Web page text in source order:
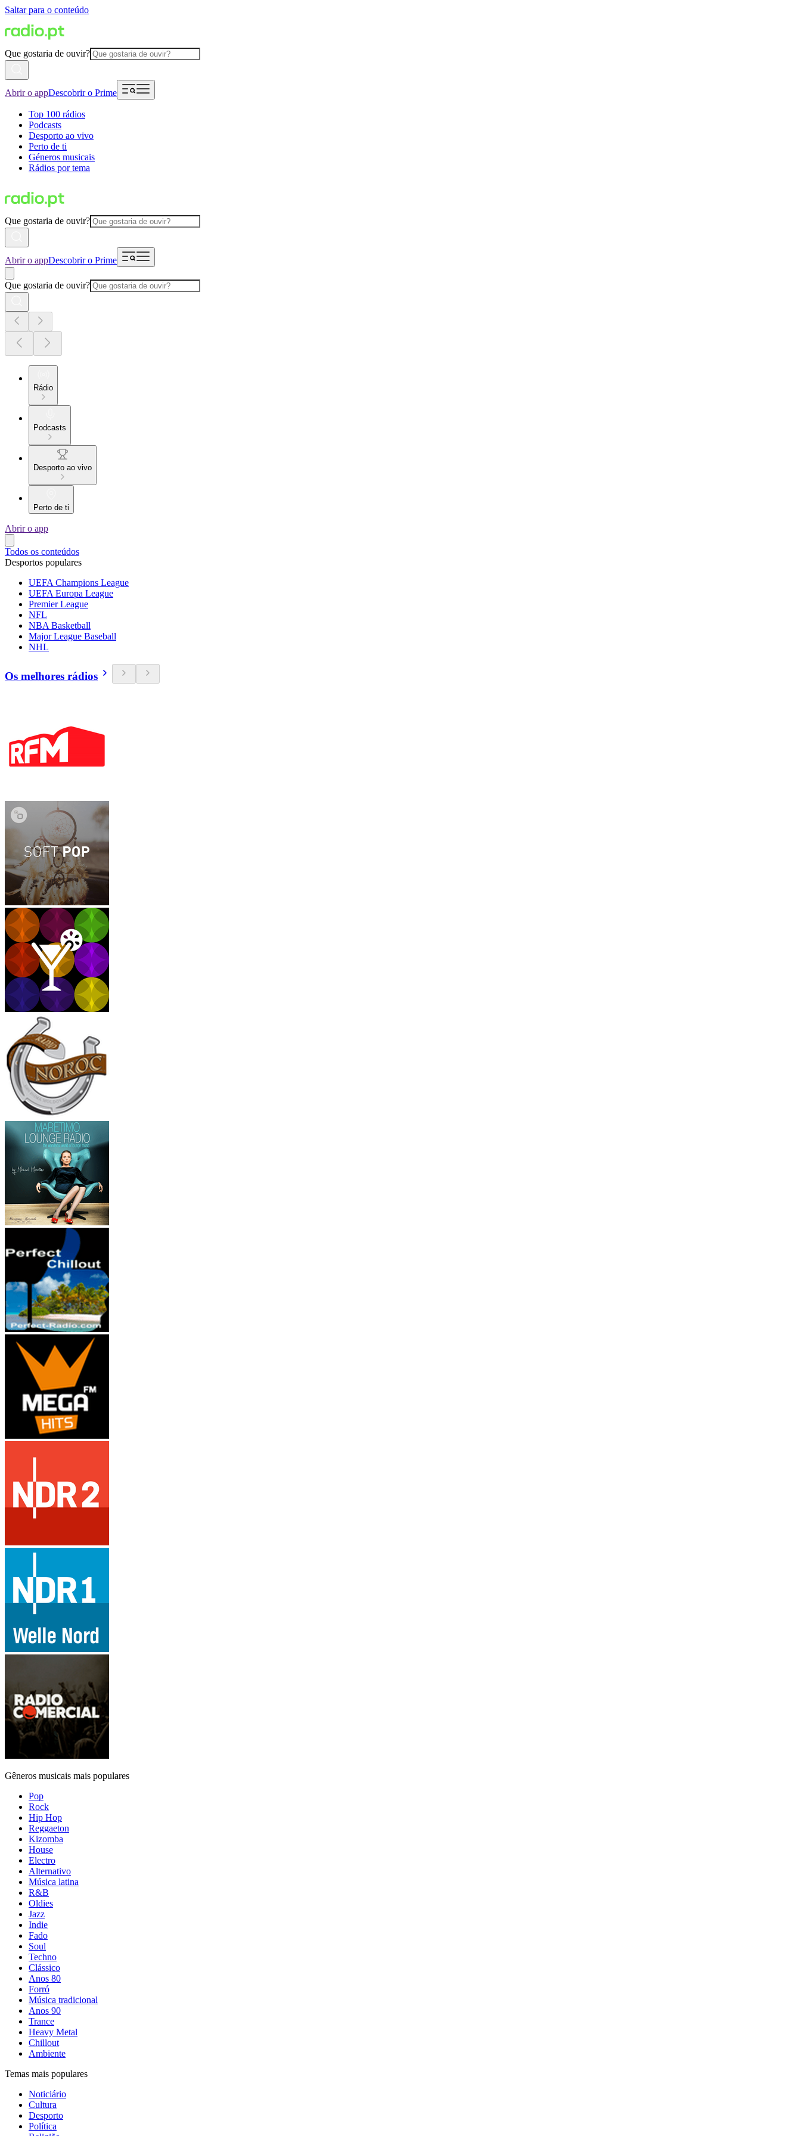
Saltar para o conteúdo
Que gostaria de ouvir?
Abrir o appDescobrir o Prime
Top 100 rádios
Podcasts
Desporto ao vivo
Perto de ti
Géneros musicais
Rádios por tema
Que gostaria de ouvir?
Abrir o appDescobrir o Prime
Que gostaria de ouvir?
Rádio
Podcasts
Desporto ao vivo
Perto de ti
Abrir o app
Todos os conteúdos
Desportos populares
UEFA Champions League
UEFA Europa League
Premier League
NFL
NBA Basketball
Major League Baseball
NHL
Os melhores rádios
Gêneros musicais mais populares
Pop
Rock
Hip Hop
Reggaeton
Kizomba
House
Electro
Alternativo
Música latina
R&B
Oldies
Jazz
Indie
Fado
Soul
Techno
Clássico
Anos 80
Forró
Música tradicional
Anos 90
Trance
Heavy Metal
Chillout
Ambiente
Temas mais populares
Noticiário
Cultura
Desporto
Política